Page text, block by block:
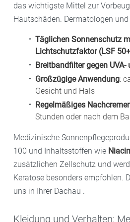
das wichtigste Mittel zur
Hautschäden. Dermatologen
Täglichen Sonnenschutz
Lichtschutzfaktor (LSF
Breitbandfilter gegen UVA-
Großzügige Anwendung:
Gesicht und Hals
Regelmäßiges
Stunden oder nach dem
Medizinische
100 und Inhaltsstoffen wie
zusätzlichen Zellschutz und
Keratose besonders empfohlen.
uns in Ihrer Dachau .
Kleidung und Verhalten: